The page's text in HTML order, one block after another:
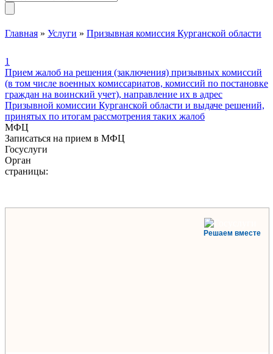
Главная » Услуги » Призывная комиссия Курганской области
1
Прием жалоб на решения (заключения) призывных комиссий
(в том числе военных комиссариатов, комиссий по постановке
граждан на воинский учет), направление их в адрес
Призывной комиссии Курганской области и выдаче решений,
принятых по итогам рассмотрения таких жалоб
МФЦ
Записаться на прием в МФЦ
Госуслуги
Орган
страницы:
Решаем вместе